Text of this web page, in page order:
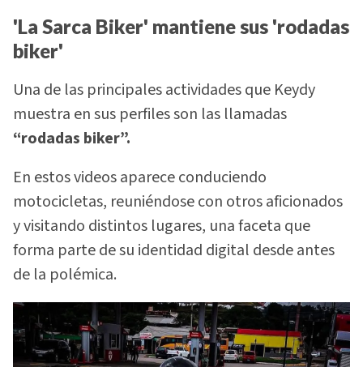
'La Sarca Biker' mantiene sus 'rodadas
biker'
Una de las principales actividades que Keydy
muestra en sus perfiles son las llamadas
“rodadas biker”.
En estos videos aparece conduciendo
motocicletas, reuniéndose con otros aficionados
y visitando distintos lugares, una faceta que
forma parte de su identidad digital desde antes
de la polémica.